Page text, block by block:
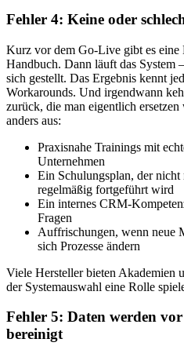
Fehler 4: Keine oder
Kurz vor dem Go-Live gibt es
Handbuch. Dann läuft das System
sich gestellt. Das Ergebnis kennt
Workarounds. Und irgendwann
zurück, die man eigentlich
anders aus:
Praxisnahe Trainings mit
Unternehmen
Ein Schulungsplan, der
regelmäßig fortgeführt wird
Ein internes CRM-
Fragen
Auffrischungen, wenn neue
sich Prozesse ändern
Viele Hersteller bieten Akademien
der Systemauswahl eine Rolle
Fehler 5: Daten werden
bereinigt